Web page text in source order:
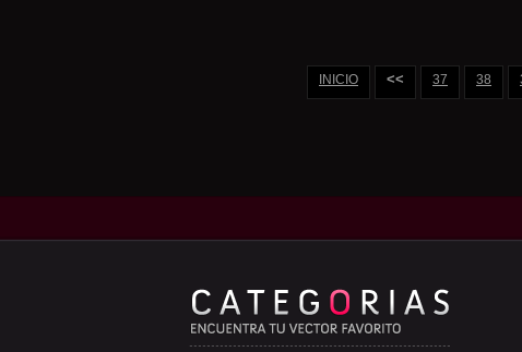
INICIO << 37 38